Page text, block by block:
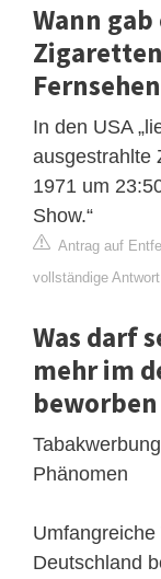
Wann
In den USA
ausgestrahlte
1971 um
Show.“
Antrag auf
vollständige
Was darf
mehr im
Phänomen
Deutschland